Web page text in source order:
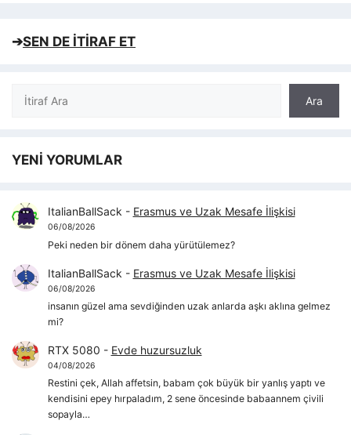
➔SEN DE İTİRAF ET
Ara
Ara
YENİ YORUMLAR
ItalianBallSack - Erasmus ve Uzak Mesafe İlişkisi
06/08/2026
Peki neden bir dönem daha yürütülemez?
ItalianBallSack - Erasmus ve Uzak Mesafe İlişkisi
06/08/2026
insanın güzel ama sevdiğinden uzak anlarda aşkı aklına gelmez
mi?
RTX 5080 - Evde huzursuzluk
04/08/2026
Restini çek, Allah affetsin, babam çok büyük bir yanlış yaptı ve
kendisini epey hırpaladım, 2 sene öncesinde babaannem çivili
sopayla…